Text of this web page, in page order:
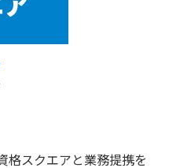
格スクエアと業務提携を